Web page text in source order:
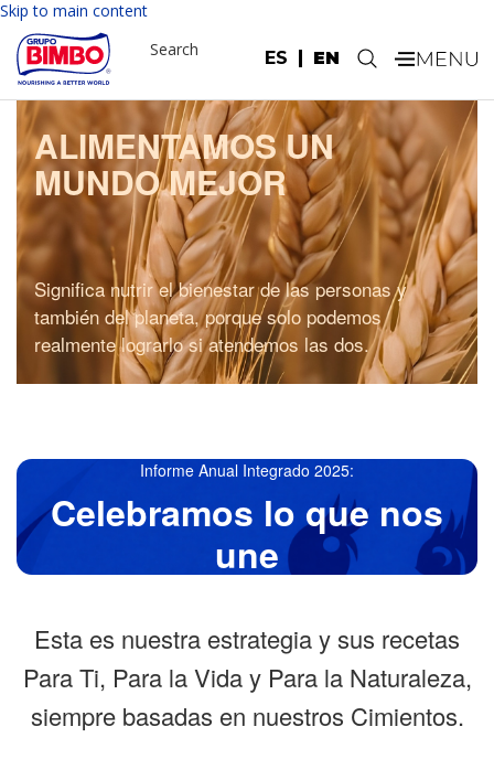
Skip to main content
ES EN
Search .
ALIMENTAMOS UN
MUNDO MEJOR
Significa nutrir el bienestar de las personas y
también del planeta, porque solo podemos
realmente lograrlo si atendemos las dos.
Informe Anual Integrado 2025:
Celebramos lo que nos
une
Esta es nuestra estrategia y sus recetas
Para Ti, Para la Vida y Para la Naturaleza,
siempre basadas en nuestros Cimientos.